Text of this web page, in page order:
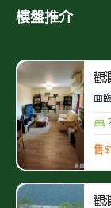
樓盤推介
觀
面
售
觀